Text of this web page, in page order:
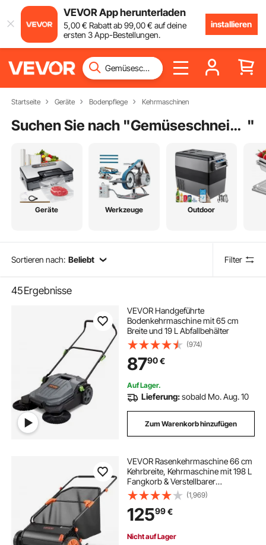
VEVOR App herunterladen
5,00€ Rabatt ab99,00€ auf deine
ersten 3 App-Bestellungen.
installieren
Startseite Geräte Bodenpflege Kehrmaschinen
Suchen Sie nach " Gemüseschneidemaschine "
Geräte Werkzeuge Outdoor
Sortieren nach: Beliebt Filter
45Ergebnisse
VEVOR Handgeführte
Bodenkehrmaschine mit 65 cm
Breite und 19 L Abfallbehälter
(974)
8790€
Auf Lager.
Lieferung:sobald Mo. Aug. 10
Zum Warenkorb hinzufügen
VEVOR Rasenkehrmaschine 66 cm
Kehrbreite, Kehrmaschine mit 198 L
Fangkorb & Verstellbarer
Bürstenhöhe, Laubsammler,
Laubkehrmaschine, Laubkehrer mit
Gummirädern für Laub- &
Grasentfernung
(1,969)
12599€
Nicht auf Lager